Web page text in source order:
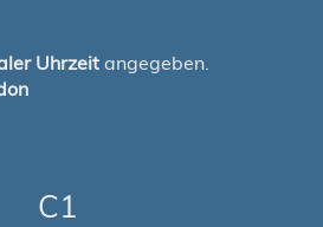
Uhrzeit angegeben.
C1